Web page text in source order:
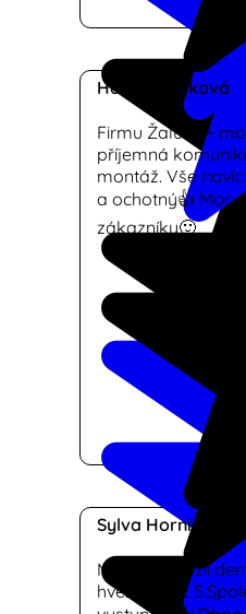
Hana Haráková
Firmu Žaluzie+
příjemná
montáž. Vše
a ochotný👍 Moc
zákazníky🙂
Sylva Horniserova
Montáž žaluzií
hvězdiček z